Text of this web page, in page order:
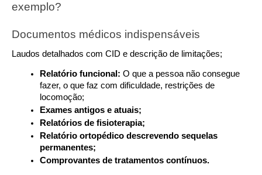
exemplo?
Documentos médicos indispensáveis
Laudos detalhados com CID e descrição de limitações;
Relatório funcional: O que a pessoa não consegue
fazer, o que faz com dificuldade, restrições de
locomoção;
Exames antigos e atuais;
Relatórios de fisioterapia;
Relatório ortopédico descrevendo sequelas
permanentes;
Comprovantes de tratamentos contínuos.